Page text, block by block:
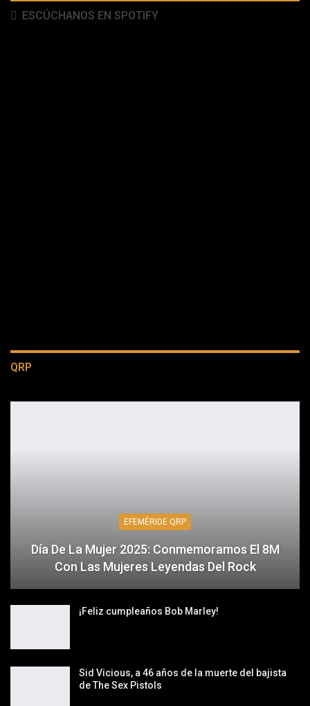
ESCÚCHANOS EN SPOTIFY
QRP
EFEMÉRIDE QRP
Día De La Mujer 2025: Conmemoramos El 8M
Con Las Mujeres Leyendas Del Rock
¡Feliz cumpleaños Bob Marley!
Sid Vicious, a 46 años de la muerte del bajista
de The Sex Pistols